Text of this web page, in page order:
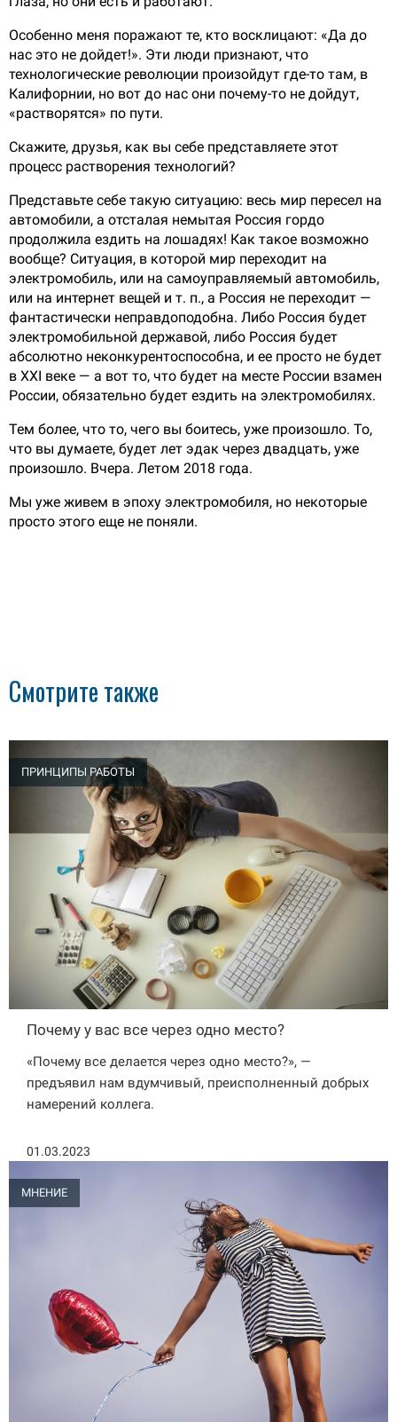
Особенно меня поражают те, кто восклицают: «Да до
нас это не дойдет!». Эти люди признают, что
технологические революции произойдут где-то там, в
Калифорнии, но вот до нас они почему-то не дойдут,
«растворятся» по пути.
Скажите, друзья, как вы себе представляете этот
процесс растворения технологий?
Представьте себе такую ситуацию: весь мир пересел на
автомобили, а отсталая немытая Россия гордо
продолжила ездить на лошадях! Как такое возможно
вообще? Ситуация, в которой мир переходит на
электромобиль, или на самоуправляемый автомобиль,
или на интернет вещей и т. п., а Россия не переходит —
фантастически неправдоподобна. Либо Россия будет
электромобильной державой, либо Россия будет
абсолютно неконкурентоспособна, и ее просто не будет
в XXI веке — а вот то, что будет на месте России взамен
России, обязательно будет ездить на электромобилях.
Тем более, что то, чего вы боитесь, уже произошло. То,
что вы думаете, будет лет эдак через двадцать, уже
произошло. Вчера. Летом 2018 года.
Мы уже живем в эпоху электромобиля, но некоторые
просто этого еще не поняли.
Смотрите также
ПРИНЦИПЫ РАБОТЫ
Почему у вас все через одно место?
«Почему все делается через одно место?», —
предъявил нам вдумчивый, преисполненный добрых
намерений коллега.
01.03.2023
МНЕНИЕ